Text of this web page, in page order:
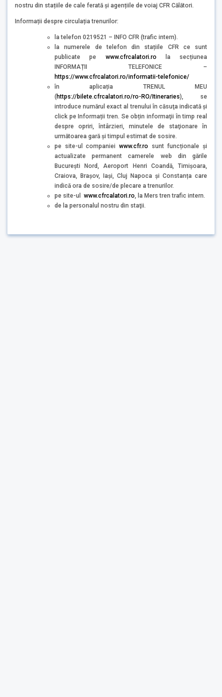
nostru din stațiile de cale ferată și agențiile de voiaj CFR Călători.
Informații despre circulația trenurilor:
la telefon 0219521 – INFO CFR (trafic intern).
la numerele de telefon din stațiile CFR ce sunt
publicate pe www.cfrcalatori.ro la secțiunea
INFORMAȚII TELEFONICE –
https://www.cfrcalatori.ro/informatii-telefonice/
în aplicația TRENUL MEU
(https://bilete.cfrcalatori.ro/ro-RO/Itineraries), se
introduce numărul exact al trenului în căsuţa indicată şi
click pe Informații tren. Se obțin informaţii în timp real
despre opriri, întârzieri, minutele de staţionare în
următoarea gară şi timpul estimat de sosire.
pe site-ul companiei www.cfr.ro sunt funcționale și
actualizate permanent camerele web din gările
București Nord, Aeroport Henri Coandă, Timișoara,
Craiova, Brașov, Iași, Cluj Napoca și Constanța care
indică ora de sosire/de plecare a trenurilor.
pe site-ul www.cfrcalatori.ro , la Mers tren trafic intern.
de la personalul nostru din staţii.